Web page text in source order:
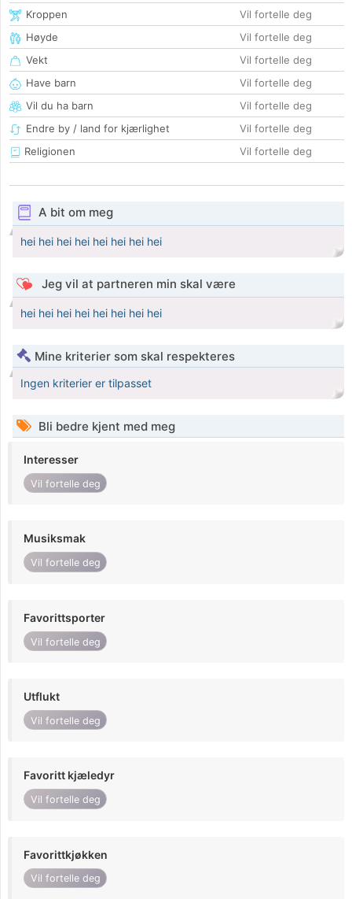
Kroppen
Vil fortelle deg
Høyde
Vil fortelle deg
Vekt
Vil fortelle deg
Have barn
Vil fortelle deg
Vil du ha barn
Vil fortelle deg
Endre by / land for kjærlighet
Vil fortelle deg
Religionen
Vil fortelle deg
A bit om meg
hei hei hei hei hei hei hei hei
Jeg vil at partneren min skal være
hei hei hei hei hei hei hei hei
Mine kriterier som skal respekteres
Ingen kriterier er tilpasset
Bli bedre kjent med meg
Interesser
Vil fortelle deg
Musiksmak
Vil fortelle deg
Favorittsporter
Vil fortelle deg
Utflukt
Vil fortelle deg
Favoritt kjæledyr
Vil fortelle deg
Favorittkjøkken
Vil fortelle deg